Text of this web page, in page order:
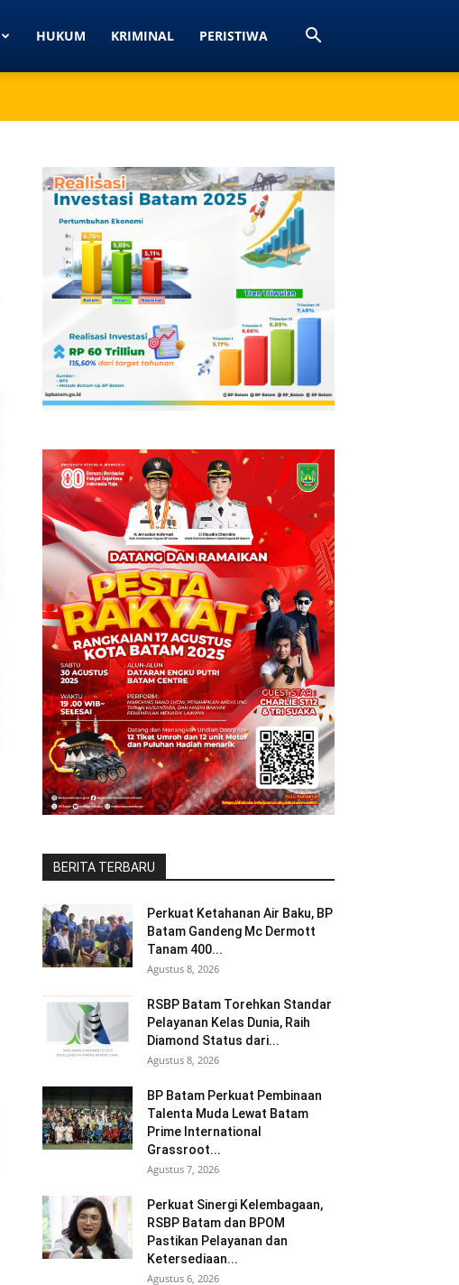
HUKUM KRIMINAL PERISTIWA
BERITA TERBARU
Perkuat Ketahanan Air Baku, BP
Batam Gandeng Mc Dermott
Tanam 400...
Agustus 8, 2026
RSBP Batam Torehkan Standar
Pelayanan Kelas Dunia, Raih
Diamond Status dari...
Agustus 8, 2026
BP Batam Perkuat Pembinaan
Talenta Muda Lewat Batam
Prime International
Grassroot...
Agustus 7, 2026
Perkuat Sinergi Kelembagaan,
RSBP Batam dan BPOM
Pastikan Pelayanan dan
Ketersediaan...
Agustus 6, 2026